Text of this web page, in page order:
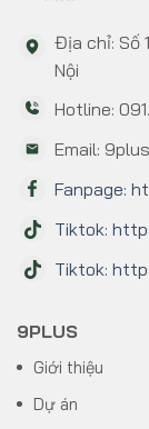
Địa chỉ: Số
Nội
Hotline:
Email:
Fanpage:
Tiktok:
Tiktok:
9PLUS
Giới thiệu
Dự án